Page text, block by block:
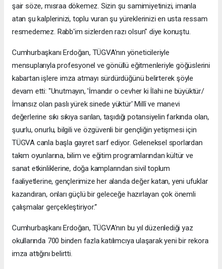
şair söze, mısraa dökemez. Sizin şu samimiyetinizi, imanla
atan şu kalplerinizi, toplu vuran şu yüreklerinizi en usta ressam
resmedemez. Rabb'im sizlerden razı olsun" diye konuştu.
Cumhurbaşkanı Erdoğan, TÜGVA'nın yöneticileriyle
mensuplarıyla profesyonel ve gönüllü eğitmenleriyle göğüslerini
kabartan işlere imza atmayı sürdürdüğünü belirterek şöyle
devam etti: "Unutmayın, 'İmandır o cevher ki İlahi ne büyüktür/
İmansız olan paslı yürek sinede yüktür' Millî ve manevi
değerlerine sıkı sıkıya sarılan, taşıdığı potansiyelin farkında olan,
şuurlu, onurlu, bilgili ve özgüvenli bir gençliğin yetişmesi için
TÜGVA canla başla gayret sarf ediyor. Geleneksel sporlardan
takım oyunlarına, bilim ve eğitim programlarından kültür ve
sanat etkinliklerine, doğa kamplarından sivil toplum
faaliyetlerine, gençlerimize her alanda değer katan, yeni ufuklar
kazandıran, onları güçlü bir geleceğe hazırlayan çok önemli
çalışmalar gerçekleştiriyor.”
Cumhurbaşkanı Erdoğan, TÜGVA'nın bu yıl düzenlediği yaz
okullarında 700 binden fazla katılımcıya ulaşarak yeni bir rekora
imza attığını belirtti.